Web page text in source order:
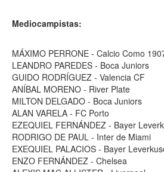
Mediocampistas:
MÁXIMO PERRONE - Calcio Como
LEANDRO PAREDES - Boca Juniors
GUIDO RODRÍGUEZ - Valencia CF
ANÍBAL MORENO - River Plate
MILTON DELGADO - Boca Juniors
ALAN VARELA - FC Porto
EZEQUIEL FERNÁNDEZ - Bayer
RODRIGO DE PAUL - Inter de Miami
EXEQUIEL PALACIOS - Bayer
ENZO FERNÁNDEZ - Chelsea